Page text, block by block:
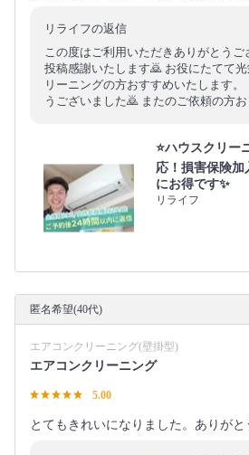
リライフの返信
この度はご利用いただきありがとうご
投稿感謝いたします🙇 お役にたてて
リーニングの方おすすめいたします
うございました🙇 またのご依頼の方
⭐ハウスクリー
応！損害保険加
にお得です✨
リライフ
匿名希望(40代)
エアコンクリーニング(壁掛型)
エアコンクリーニング
5.00
とてもきれいになりました。ありがと